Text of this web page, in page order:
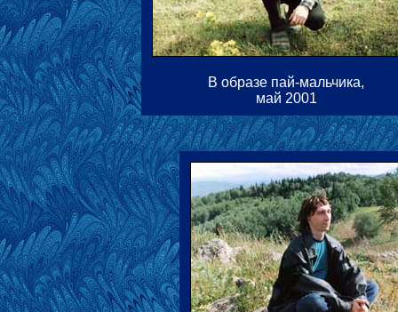
В образе пай-мальчика,
май 2001